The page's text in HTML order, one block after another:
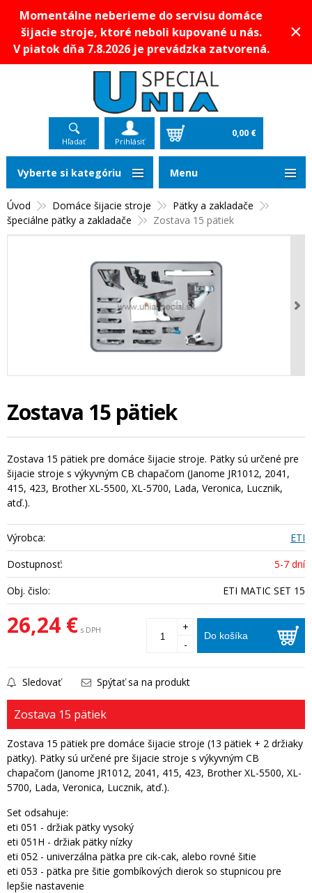
Momentálne neberieme do servisu domáce
šijacie stroje, ktoré neboli kupované u nás.
V piatok dňa 7.8.2026 je prevádzka zatvorená.
×
Hľadať Prihlásiť
0,00 €
Úvod Domáce šijacie stroje
Pätky a zakladače
špeciálne pätky a zakladače
Zostava 15 pätiek
Zostava 15 pätiek
Zostava 15 pätiek pre domáce šijacie stroje. Pätky sú určené pre
šijacie stroje s výkyvným CB chapačom (Janome JR1012, 2041,
415, 423, Brother XL-5500, XL-5700, Lada, Veronica, Lucznik,
atď.).
Výrobca:
ETI
Dostupnosť:
5-7 dní
Obj. čislo:
ETI MATIC SET 15
26,24 € s DPH Do košíka
+
-
Sledovať Spýtať sa na produkt
Zostava 15 pätiek
Zostava 15 pätiek pre domáce šijacie stroje (13 pätiek + 2 držiaky
pätky). Pätky sú určené pre šijacie stroje s výkyvným CB
chapačom (Janome JR1012, 2041, 415, 423, Brother XL-5500, XL-
5700, Lada, Veronica, Lucznik, atď.).
Set odsahuje:
eti 051 - držiak pätky vysoký
eti 051H - držiak pätky nízky
eti 052 - univerzálna pätka pre cik-cak, alebo rovné šitie
eti 053 - pätka pre šitie gombíkových dierok so stupnicou pre
lepšie nastavenie
Vyberte si kategóriu Menu